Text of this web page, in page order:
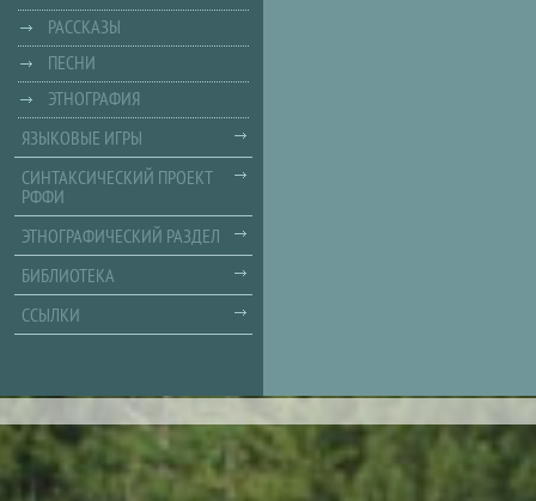
РАССКАЗЫ
ПЕСНИ
ЭТНОГРАФИЯ
ЯЗЫКОВЫЕ ИГРЫ
СИНТАКСИЧЕСКИЙ ПРОЕКТ
РФФИ
ЭТНОГРАФИЧЕСКИЙ РАЗДЕЛ
БИБЛИОТЕКА
ССЫЛКИ